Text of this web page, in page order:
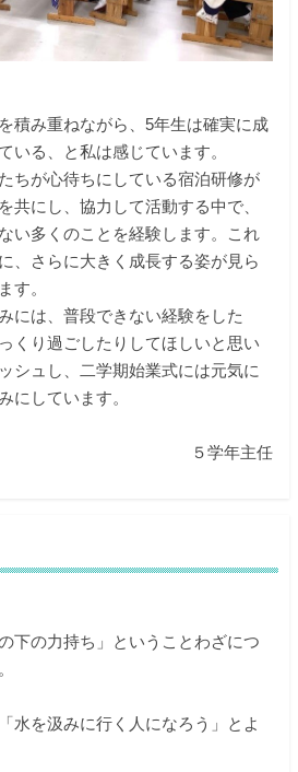
積み重ねながら、5年生は確実に成
いる、と私は感じています。
ちが心待ちにしている宿泊研修が
共にし、協力して活動する中で、
い多くのことを経験します。これ
、さらに大きく成長する姿が見ら
す。
には、普段できない経験をした
くり過ごしたりしてほしいと思い
シュし、二学期始業式には元気に
にしています。
５学年主任
下の力持ち」ということわざにつ
水を汲みに行く人になろう」とよ